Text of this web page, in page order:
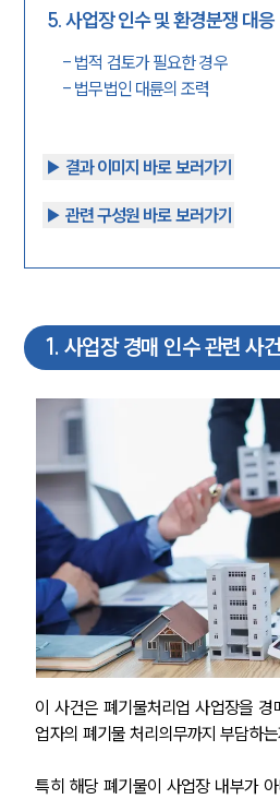
5.사업장 인수 및 환경분쟁 대응
- 법적 검토가 필요한 경우
- 법무법인 대륜의 조력
▶︎ 결과 이미지 바로 보러가기
▶︎ 관련 구성원 바로 보러가기
1 . 사업장 경매 인수 관련 사
이 사건은 폐기물처리업 사업장을
업자의 폐기물 처리의무까지 부담하
특히 해당 폐기물이 사업장 내부가